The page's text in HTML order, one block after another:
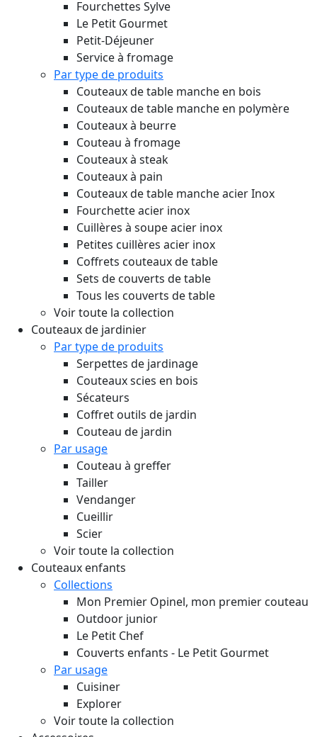
Fourchettes Sylve
Le Petit Gourmet
Petit-Déjeuner
Service à fromage
Par type de produits
Couteaux de table manche en bois
Couteaux de table manche en polymère
Couteaux à beurre
Couteau à fromage
Couteaux à steak
Couteaux à pain
Couteaux de table manche acier Inox
Fourchette acier inox
Cuillères à soupe acier inox
Petites cuillères acier inox
Coffrets couteaux de table
Sets de couverts de table
Tous les couverts de table
Voir toute la collection
Couteaux de jardinier
Par type de produits
Serpettes de jardinage
Couteaux scies en bois
Sécateurs
Coffret outils de jardin
Couteau de jardin
Par usage
Couteau à greffer
Tailler
Vendanger
Cueillir
Scier
Voir toute la collection
Couteaux enfants
Collections
Mon Premier Opinel, mon premier couteau
Outdoor junior
Le Petit Chef
Couverts enfants - Le Petit Gourmet
Par usage
Cuisiner
Explorer
Voir toute la collection